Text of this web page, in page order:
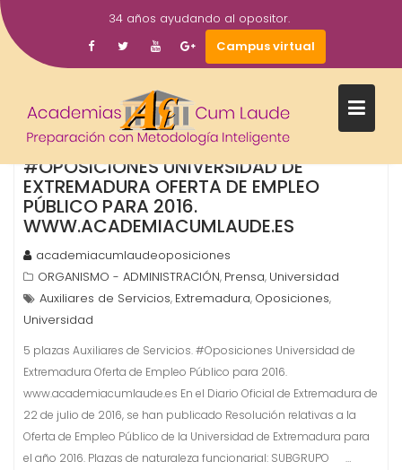
Saltar
al
contenido
34 años ayudando al opositor.
Campus virtual
Jul
2016
5 PLAZAS AUXILIARES DE SERVICIOS.
#OPOSICIONES UNIVERSIDAD DE
EXTREMADURA OFERTA DE EMPLEO
PÚBLICO PARA 2016.
WWW.ACADEMIACUMLAUDE.ES
academiacumlaudeoposiciones
ORGANISMO - ADMINISTRACIÓN, Prensa, Universidad
Auxiliares de Servicios, Extremadura, Oposiciones,
Universidad
5 plazas Auxiliares de Servicios. #Oposiciones Universidad de
Extremadura Oferta de Empleo Público para 2016.
www.academiacumlaude.es En el Diario Oficial de Extremadura de
22 de julio de 2016, se han publicado Resolución relativas a la
Oferta de Empleo Público de la Universidad de Extremadura para
el año 2016. Plazas de naturaleza funcionarial: SUBGRUPO …